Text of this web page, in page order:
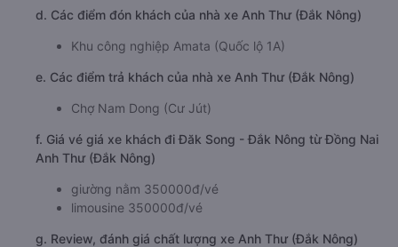
d. Các điểm đón khách của nhà xe Anh Thư (Đắk Nông)
Khu công nghiệp Amata (Quốc lộ 1A)
e. Các điểm trả khách của nhà xe Anh Thư (Đắk Nông)
Chợ Nam Dong (Cư Jút)
f. Giá vé giá xe khách đi Đăk Song - Đắk Nông từ Đồng Nai
Anh Thư (Đắk Nông)
giường nằm 350000đ/vé
limousine 350000đ/vé
g. Review, đánh giá chất lượng xe Anh Thư (Đắk Nông)